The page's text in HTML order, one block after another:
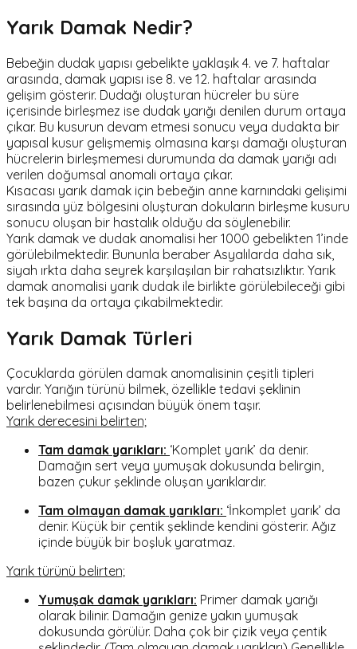
Yarık Damak Nedir?
Bebeğin dudak yapısı gebelikte yaklaşık 4. ve 7. haftalar
arasında, damak yapısı ise 8. ve 12. haftalar arasında
gelişim gösterir. Dudağı oluşturan hücreler bu süre
içerisinde birleşmez ise dudak yarığı denilen durum ortaya
çıkar. Bu kusurun devam etmesi sonucu veya dudakta bir
yapısal kusur gelişmemiş olmasına karşı damağı oluşturan
hücrelerin birleşmemesi durumunda da damak yarığı adı
verilen doğumsal anomali ortaya çıkar.
Kısacası yarık damak için bebeğin anne karnındaki gelişimi
sırasında yüz bölgesini oluşturan dokuların birleşme kusuru
sonucu oluşan bir hastalık olduğu da söylenebilir.
Yarık damak ve dudak anomalisi her 1000 gebelikten 1’inde
görülebilmektedir. Bununla beraber Asyalılarda daha sık,
siyah ırkta daha seyrek karşılaşılan bir rahatsızlıktır. Yarık
damak anomalisi yarık dudak ile birlikte görülebileceği gibi
tek başına da ortaya çıkabilmektedir.
Yarık Damak Türleri
Çocuklarda görülen damak anomalisinin çeşitli tipleri
vardır. Yarığın türünü bilmek, özellikle tedavi şeklinin
belirlenebilmesi açısından büyük önem taşır.
Yarık derecesini belirten;
Tam damak yarıkları: ‘Komplet yarık’ da denir.
Damağın sert veya yumuşak dokusunda belirgin,
bazen çukur şeklinde oluşan yarıklardır.
Tam olmayan damak yarıkları: ‘İnkomplet yarık’ da
denir. Küçük bir çentik şeklinde kendini gösterir. Ağız
içinde büyük bir boşluk yaratmaz.
Yarık türünü belirten;
Yumuşak damak yarıkları: Primer damak yarığı
olarak bilinir. Damağın genize yakın yumuşak
dokusunda görülür. Daha çok bir çizik veya çentik